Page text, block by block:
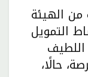
الهيئة
التمويل
حالًا،